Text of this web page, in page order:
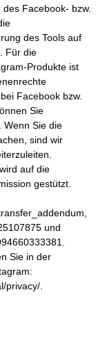
Facebook- bzw.
des Tools auf
Für die
Produkte ist
Facebook bzw.
Sie
Wenn Sie die
sind wir
auf die
gestützt.
und
Sie in der
privacy/.